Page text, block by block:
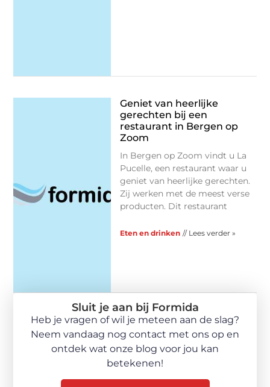
Geniet van heerlijke
gerechten bij een
restaurant in Bergen op
Zoom
In Bergen op Zoom vindt u La
Pucelle, een restaurant waar u
geniet van heerlijke gerechten.
Zij werken met de meest verse
producten. Dit restaurant
Eten en drinken // Lees verder »
Sluit je aan bij Formida
Heb je vragen of wil je meteen aan de slag?
Neem vandaag nog contact met ons op en
ontdek wat onze blog voor jou kan
betekenen!